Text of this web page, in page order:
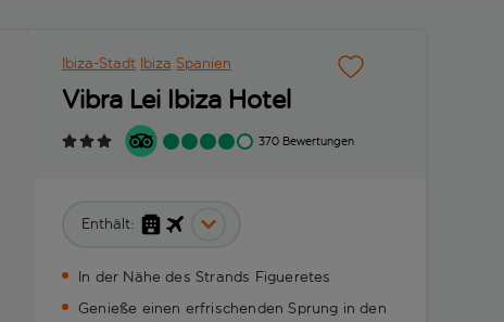
Ibiza-Stadt Ibiza Spanien
Vibra Lei Ibiza Hotel
370 Bewertungen
Enthält:
In der Nähe des Strands Figueretes
Genieße einen erfrischenden Sprung in den